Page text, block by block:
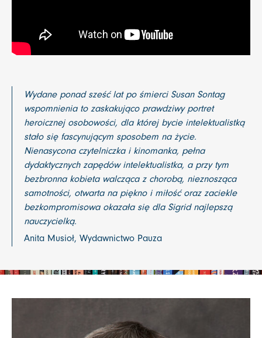
Wydane ponad sześć lat po śmierci Susan Sontag
wspomnienia to zaskakująco prawdziwy portret
heroicznej osobowości, dla której bycie intelektualistką
stało się fascynującym sposobem na życie.
Nienasycona czytelniczka i kinomanka, pełna
dydaktycznych zapędów intelektualistka, a przy tym
bezbronna kobieta walcząca z chorobą, nieznosząca
samotności, otwarta na piękno i miłość oraz zaciekle
bezkompromisowa okazała się dla Sigrid najlepszą
nauczycielką.
Anita Musioł, Wydawnictwo Pauza